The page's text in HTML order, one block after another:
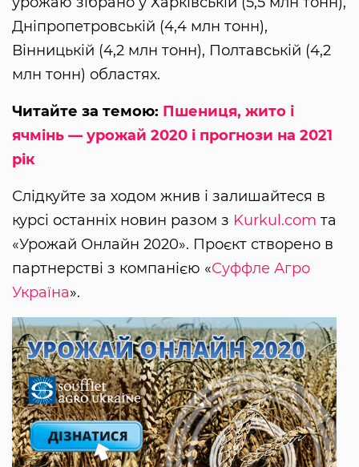
Дніпропетровській (4,4 млн тонн),
Вінницькій (4,2 млн тонн), Полтавській (4,2
млн тонн) областях.
Читайте за темою: Пшениця, жито і
ячмінь — урожай 2020 і прогнози на 2021
рік
Слідкуйте за ходом жнив і залишайтеся в
курсі останніх новин разом з Kurkul.com та
«Урожай Онлайн 2020». Проєкт створено в
партнерстві з компанією «Суффле Агро
Україна».